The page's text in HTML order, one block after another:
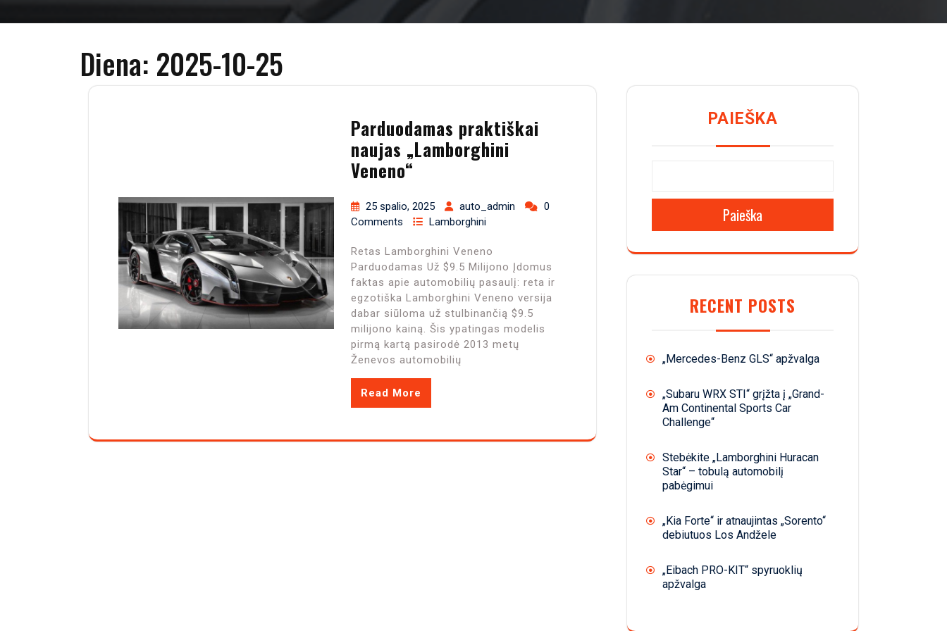
Diena: 2025-10-25
Parduodamas praktiškai
naujas „Lamborghini
Veneno“
25 spalio, 2025 auto_admin
0
Comments
Lamborghini
Retas Lamborghini Veneno
Parduodamas Už $9.5 Milijono Įdomus
faktas apie automobilių pasaulį: reta ir
egzotiška Lamborghini Veneno versija
dabar siūloma už stulbinančią $9.5
milijono kainą. Šis ypatingas modelis
pirmą kartą pasirodė 2013 metų
Ženevos automobilių
Read More
PAIEŠKA
Paieška
RECENT POSTS
„Mercedes-Benz GLS“ apžvalga
„Subaru WRX STI“ grįžta į „Grand-
Am Continental Sports Car
Challenge“
Stebėkite „Lamborghini Huracan
Star“ – tobulą automobilį
pabėgimui
„Kia Forte“ ir atnaujintas „Sorento“
debiutuos Los Andžele
„Eibach PRO-KIT“ spyruoklių
apžvalga